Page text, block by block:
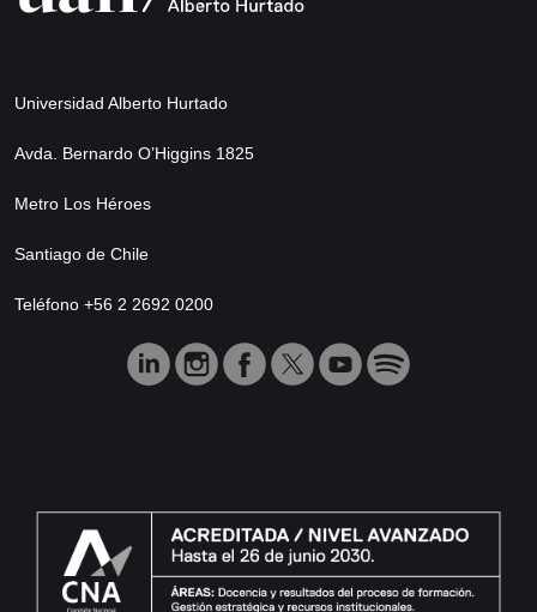
Universidad Alberto Hurtado
Avda. Bernardo O’Higgins 1825
Metro Los Héroes
Santiago de Chile
Teléfono +56 2 2692 0200